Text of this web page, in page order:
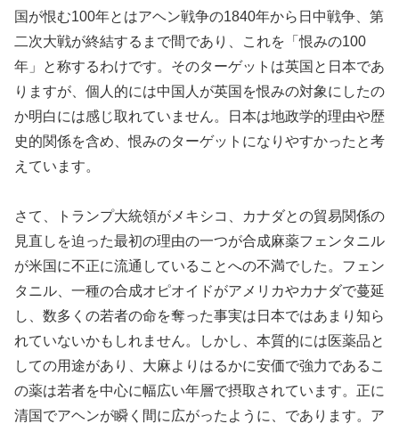
国が恨む100年とはアヘン戦争の1840年から日中戦争、第
二次大戦が終結するまで間であり、これを「恨みの100
年」と称するわけです。そのターゲットは英国と日本であ
りますが、個人的には中国人が英国を恨みの対象にしたの
か明白には感じ取れていません。日本は地政学的理由や歴
史的関係を含め、恨みのターゲットになりやすかったと考
えています。
さて、トランプ大統領がメキシコ、カナダとの貿易関係の
見直しを迫った最初の理由の一つが合成麻薬フェンタニル
が米国に不正に流通していることへの不満でした。フェン
タニル、一種の合成オピオイドがアメリカやカナダで蔓延
し、数多くの若者の命を奪った事実は日本ではあまり知ら
れていないかもしれません。しかし、本質的には医薬品と
しての用途があり、大麻よりはるかに安価で強力であるこ
の薬は若者を中心に幅広い年層で摂取されています。正に
清国でアヘンが瞬く間に広がったように、であります。ア